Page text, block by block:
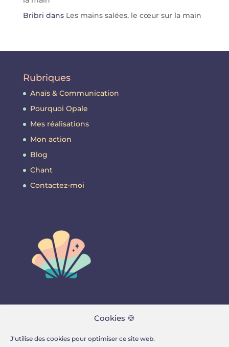
Cookies 🍪
J'utilise des cookies pour optimiser ce site web.
Bribri dans Les mains salées, le cœur sur la main
Rubriques
Anaïs & Communication
Pourquoi Opale
Mes réalisations
Mon action
Blog
Chant
Contactez-moi
Contactez-moi